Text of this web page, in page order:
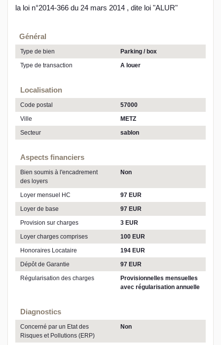
la loi n°2014-366 du 24 mars 2014 , dite loi "ALUR"
Général
Type de bien
Parking / box
Type de transaction
A louer
Localisation
Code postal
57000
Ville
METZ
Secteur
sablon
Aspects financiers
Bien soumis à l'encadrement
des loyers
Non
Loyer mensuel HC
97 EUR
Loyer de base
97 EUR
Provision sur charges
3 EUR
Loyer charges comprises
100 EUR
Honoraires Locataire
194 EUR
Dépôt de Garantie
97 EUR
Régularisation des charges
Provisionnelles mensuelles
avec régularisation annuelle
Diagnostics
Concerné par un Etat des
Risques et Pollutions (ERP)
Non